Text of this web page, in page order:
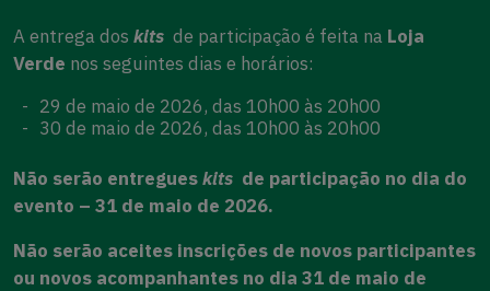
A entrega dos kits de participação é feita na Loja
Verde nos seguintes dias e horários:
29 de maio de 2026, das 10h00 às 20h00
30 de maio de 2026, das 10h00 às 20h00
Não serão entregueskits de participação no dia do
evento – 31 de maio de 2026.
Não serão aceites inscrições de novos participantes
ou novos acompanhantes no dia 31 de maio de